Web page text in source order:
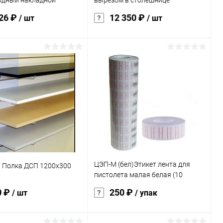
₽ / шт
В корзину
в 1 клик К сравнению
Под заказ
12 350 ₽/ шт
В корзину
Купить в 1 клик
В избранное
характеристика:
белый/черный шагрень
ДСП 1200х300
₽ / шт
ЦЭП-М (бел)Этикет лента для
пистолета малая белая (10
250 ₽/ упак